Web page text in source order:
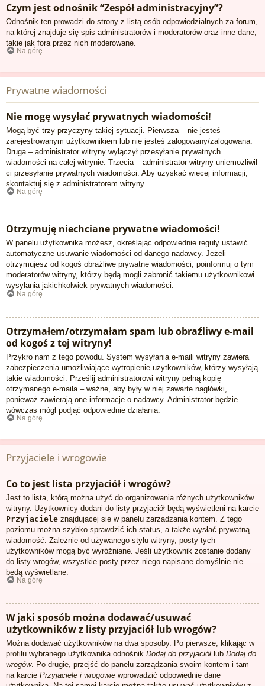
Czym jest odnośnik “Zespół administracyjny”?
Odnośnik ten prowadzi do strony z listą osób odpowiedzialnych za forum,
na której znajduje się spis administratorów i moderatorów oraz inne dane,
takie jak fora przez nich moderowane.
Na górę
Prywatne wiadomości
Nie mogę wysyłać prywatnych wiadomości!
Mogą być trzy przyczyny takiej sytuacji. Pierwsza – nie jesteś
zarejestrowanym użytkownikiem lub nie jesteś zalogowany/zalogowana.
Druga – administrator witryny wyłączył przesyłanie prywatnych
wiadomości na całej witrynie. Trzecia – administrator witryny uniemożliwił
ci przesyłanie prywatnych wiadomości. Aby uzyskać więcej informacji,
skontaktuj się z administratorem witryny.
Na górę
Otrzymuję niechciane prywatne wiadomości!
W panelu użytkownika możesz, określając odpowiednie reguły ustawić
automatyczne usuwanie wiadomości od danego nadawcy. Jeżeli
otrzymujesz od kogoś obraźliwe prywatne wiadomości, poinformuj o tym
moderatorów witryny, którzy będą mogli zabronić takiemu użytkownikowi
wysyłania jakichkolwiek prywatnych wiadomości.
Na górę
Otrzymałem/otrzymałam spam lub obraźliwy e-mail
od kogoś z tej witryny!
Przykro nam z tego powodu. System wysyłania e-maili witryny zawiera
zabezpieczenia umożliwiające wytropienie użytkowników, którzy wysyłają
takie wiadomości. Prześlij administratorowi witryny pełną kopię
otrzymanego e-maila – ważne, aby były w niej zawarte nagłówki,
ponieważ zawierają one informacje o nadawcy. Administrator będzie
wówczas mógł podjąć odpowiednie działania.
Na górę
Przyjaciele i wrogowie
Co to jest lista przyjaciół i wrogów?
Jest to lista, którą można użyć do organizowania różnych użytkowników
witryny. Użytkownicy dodani do listy przyjaciół będą wyświetleni na karcie
Przyjaciele znajdującej się w panelu zarządzania kontem. Z tego
poziomu można szybko sprawdzić ich status, a także wysłać prywatną
wiadomość. Zależnie od używanego stylu witryny, posty tych
użytkowników mogą być wyróżniane. Jeśli użytkownik zostanie dodany
do listy wrogów, wszystkie posty przez niego napisane domyślnie nie
będą wyświetlane.
Na górę
W jaki sposób można dodawać/usuwać
użytkowników z listy przyjaciół lub wrogów?
Można dodawać użytkowników na dwa sposoby. Po pierwsze, klikając w
profilu wybranego użytkownika odnośnik Dodaj do przyjaciółlub Dodaj do
wrogów. Po drugie, przejść do panelu zarządzania swoim kontem i tam
na karcie Przyjaciele i wrogowie wprowadzić odpowiednie dane